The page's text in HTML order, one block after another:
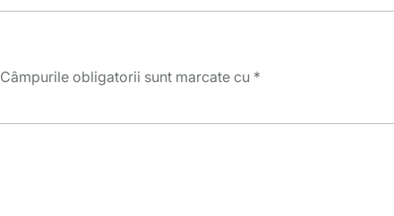
Câmpurile obligatorii sunt marcate cu *